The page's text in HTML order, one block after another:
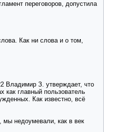
переговоров, допустила
Как ни слова и о том,
Владимир З. утверждает, что
главный пользователь
Как известно, всё
мы недоумевали, как в век